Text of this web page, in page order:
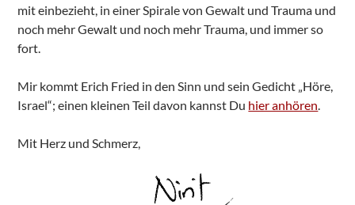
mit einbezieht, in einer Spirale von Gewalt und Trauma und
noch mehr Gewalt und noch mehr Trauma, und immer so
fort.
Mir kommt Erich Fried in den Sinn und sein Gedicht „Höre,
Israel“; einen kleinen Teil davon kannst Du hier anhören
Mit Herz und Schmerz,